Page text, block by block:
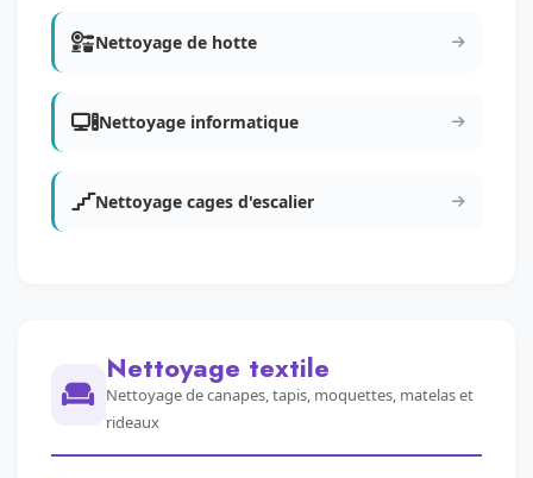
Nettoyage de hotte
Nettoyage informatique
Nettoyage cages d'escalier
Nettoyage textile
Nettoyage de canapes, tapis, moquettes, matelas et
rideaux